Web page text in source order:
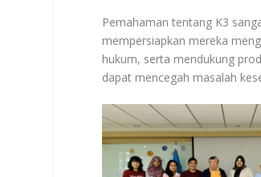
Pemahaman tentang K3
mempersiapkan mereka
hukum, serta mendukung
dapat mencegah masalah